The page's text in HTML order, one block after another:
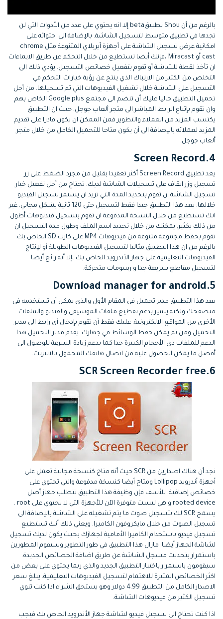
بالرغم من أن Shou تطبيقbeta إلا انه يحتوي على عدد من الأدوات التي لن
تجدها في تطبيق متوسط لتسجيل الشاشة. بالإضافة الى احتوائه على
امكانية عرض تسجيل الشاشة على أجهزة آيربلاي المتنوعة مثل chrome
cast أو Miracast ،فإنك أيضا تستطيع من خلال التحكم عن طريق الايماءات
ان تأخذ لقطة للشاشة أو تقوم بتفعيل خصائص التسجيل. يؤدي ذلك الى
التخلص من الكثير من الارتباك الذي ينتج عن رؤية خيارات التحكم في
التسجيل على الشاشة خلال تشغيل الفيديوهات التي تم تسجيلها. من أجل
تحميل التطبيق حاليا عليك أن تنضم الى مجتمع Google plus الخاص بهم
وان تقوم بإتباع الرابط المباشر الى متجر ألعاب جوجل. حيث ان التطبيق
يكتسب المزيد من العملاء والتطوير فمن الممكن ان يكون قادرا على تقديم
المزيد لعملائه بالإضافة الى أن يكون متاحا للتحميل الكامل من خلال متجر
ألعاب جوجل.
4.Screen Record
يعد تطبيق Screen Record أكثر تعقيدا بقليل من مجرد الضغط على زر
تسجيل وزر ايقاف على تسجيلات الشاشة لديك. تحتاج من أجل تفعيل خيار
تسجيل الشاشة ان تقوم بتحديد المدة التي تريد ان يستمر تسجيل الفيديو
خلالها. يعد هذا التطبيق جيدا فقط لتسجيل حتى 120 ثانية بشكل مجاني. غير
انك تستطيع من خلال النسخة المدفوعة ان تقوم بتسجيل فيديوهات أطول
من ذلك بكثير. يمكنك من خلال تحديد اسم الملف وطول مدة التسجيل ان
تقوم بحفظ مجموعة متنوعة من فيديوهات MP4 على كارت SD الخاص بك.
بالرغم من ان هذا التطبيق مثاليا لتسجيل الفيديوهات الطويلة أو لإنتاج
الفيديوهات التعليمية على جهاز الأندرويد الخاص بك ،إلا أنه رائع أيضا
لتسجيل مقاطع سريعة جدا و رسومات متحركة.
5.Download manager for android
يعد هذا التطبيق مدير تحميل في المقام الأول والذي يمكن أن تستخدمه في
متصفحك ولكنه يتميز بدعم تقطيع ملفات الموسيقى والفيديو والملفات
الأخرى من المواقع الالكترونية. عليك فقط أن تقوم بإدخال أي رابط الى مدير
التحميل ومن ثم يمكن حفظ الوسائط في جهازك. يقدم مدير التحميل هذا
الدعم للملفات ذي الأحجام الكبيرة جدا كما يدعم زيادة السرعة للوصول الى
أفضل ما يمكن الحصول عليه من اتصال هاتفك المحمول بالانترنت.
6.SCR Screen Recorder free
نجد أن هناك اصدارين من SCR حيث أنه متاح كنسخة مجانية تعمل على
أجهزة أندرويد Lollipop ومتاح أيضا كنسخة مدفوعة والتي تحتوي على
خصائص إضافية. للأسف فإن وظيفة هذا التطبيق تتطلب جهاز أصل
rooted device و هي ليست متوفرة الآن للأجهزة التي لا تحتوي على root .
يسمح SCR لك بتسجيل صوت ما يتم تشغيله على الشاشة بالإضافة الى
تسجيل الصوت من خلال مايكروفون الكاميرا. ويعني ذلك أنك تستطيع
تسجيل فيديو باستخدام الكاميرا الأمامية لجهازك بحيث يكون لديك تسجيل
لشاشة الجهاز أيضا. مازال هذا التطبيق في طور التطوير وسيقوم المطورين
باستمرار بتحديث مسجل الشاشة عن طريق اضافة الخصائص الجديدة.
سيقومون باستمرار باختبار التطبيق الجديد والذي ربما يحتوي على بعض من
اكثر الخصائص المثيرة للاهتمام لتسجيل الفيديوهات التعليمية. يبلغ سعر
الاصدار الكامل من التطبيق 4.99 دولار وهو يستحق الشراء اذا كنت تنوي
تسجيل الكثير من فيديوهات الشاشة.
اذا كنت تحتاج الى تسجيل فيديو لشاشة جهاز الأندرويد الخاص بك فيجب